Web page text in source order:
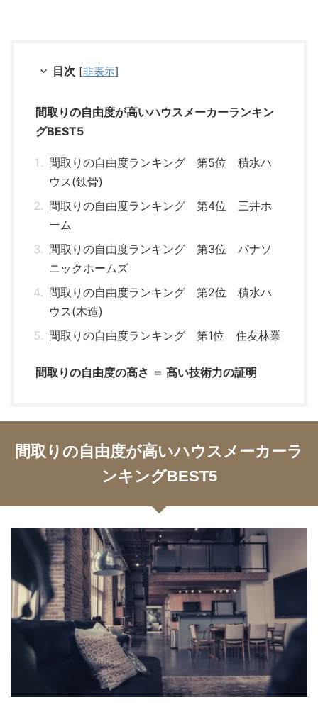
目次 [非表示]
間取りの自由度が高いハウスメーカーランキン
グBEST5
間取りの自由度ランキング 第5位 積水ハ
ウス(鉄骨)
間取りの自由度ランキング 第4位 三井ホ
ーム
間取りの自由度ランキング 第3位 パナソ
ニックホームズ
間取りの自由度ランキング 第2位 積水ハ
ウス(木造)
間取りの自由度ランキング 第1位 住友林業
間取りの自由度の高さ ＝ 高い技術力の証明
間取りの自由度が高いハウスメーカーラ
ンキングBEST5